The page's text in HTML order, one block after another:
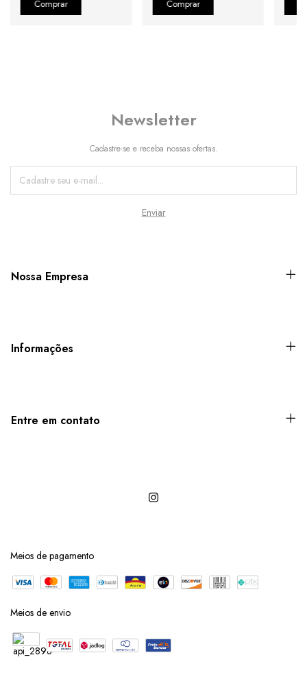
Newsletter
Cadastre-se e receba nossas ofertas.
Nossa Empresa
Informações
Entre em contato
Meios de pagamento
Meios de envio